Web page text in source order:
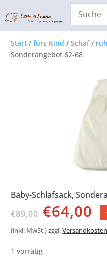
Start /fürs Kind /Schaf/
Sonderangebot 62-68
Baby-Schlafsack,
€89,00 Preis
war:
€89,00
€64,00
ist:
(inkl. MwSt.) zzgl.Versandkosten
1 vorrätig